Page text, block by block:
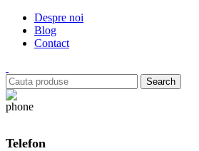
Despre noi
Blog
Contact
Search
Telefon